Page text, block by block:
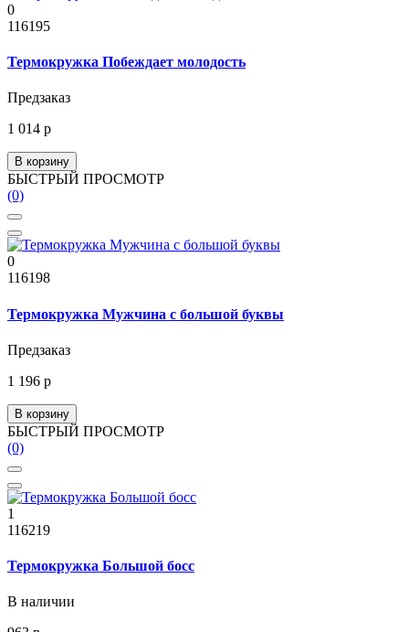
0
116195
Термокружка Побеждает молодость
Предзаказ
1 014 р
В корзину
БЫСТРЫЙ ПРОСМОТР
(0)
0
116198
Термокружка Мужчина с большой буквы
Предзаказ
1 196 р
В корзину
БЫСТРЫЙ ПРОСМОТР
(0)
1
116219
Термокружка Большой босс
В наличии